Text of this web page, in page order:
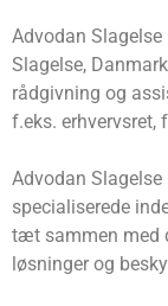
Advodan
Slagelse,
rådgivning og
f.eks. erhvervsret,
Advodan
specialiserede
tæt sammen med
løsninger og